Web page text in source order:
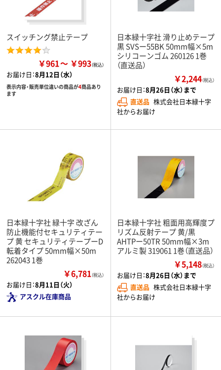
スイッチング禁止テープ
￥961 ￥993
お届け日：8月12日（水）
表示内容・販売単位違いの商品が4商品あり
ます
日本緑十字社 滑り止めテープ
黒 SVSー55BK 50mm幅×5m
シリコーンゴム 260126 1巻
（直送品）
￥2,244（税込）
お届け日：8月26日（水）まで
直送品 株式会社日本緑十字
社からお届け
日本緑十字社 緑十字 改ざん
防止機能付セキュリティテー
プ 黄 セキュリティテープーD
転着タイプ 50mm幅×50m
262043 1巻
￥6,781（税込）
お届け日：8月11日（火）
アスクル在庫商品
日本緑十字社 粗面用高輝度プ
リズム反射テープ 黄/黒
AHTPー50TR 50mm幅×3m
アルミ製 319061 1巻（直送品）
￥5,148（税込）
お届け日：8月26日（水）まで
直送品 株式会社日本緑十字
社からお届け